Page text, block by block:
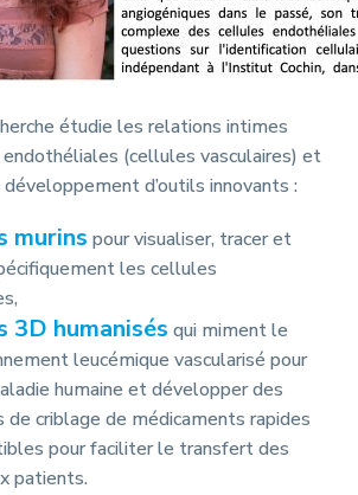
étudie les relations intimes
(cellules vasculaires) et
d’outils innovants :
murins pour visualiser, tracer et
les cellules
3D humanisés qui miment le
leucémique vascularisé pour
humaine et développer des
criblage de médicaments rapides
pour faciliter le transfert des
patients.